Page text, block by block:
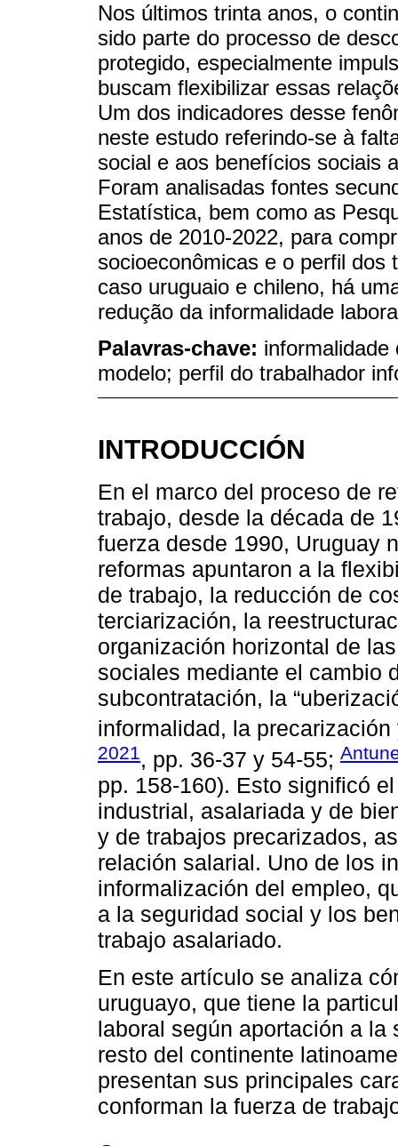
Nos últimos trinta anos, o
sido parte do processo de
protegido, especialmente
buscam flexibilizar essas
Um dos indicadores desse
neste estudo referindo-se à
social e aos benefícios sociais
Foram analisadas fontes
Estatística, bem como as
anos de 2010-2022, para
socioeconômicas e o perfil dos
caso uruguaio e chileno, há
redução da informalidade
Palavras-chave: informalidade
modelo; perfil do trabalhador
INTRODUCCIÓN
En el marco del proceso de
trabajo, desde la década de
fuerza desde 1990, Uruguay
reformas apuntaron a la
de trabajo, la reducción de
terciarización, la
organización horizontal de
sociales mediante el cambio
subcontratación, la
informalidad, la
2021 , pp. 36-37 y 54-55;
pp. 158-160). Esto significó
industrial, asalariada y de
y de trabajos precarizados,
relación salarial. Uno de los
informalización del empleo,
a la seguridad social y los
trabajo asalariado.
En este artículo se analiza
uruguayo, que tiene la
laboral según aportación a
resto del continente
presentan sus principales
conforman la fuerza de